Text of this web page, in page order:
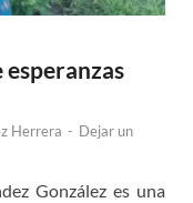
Herrera - Dejar un
González es una